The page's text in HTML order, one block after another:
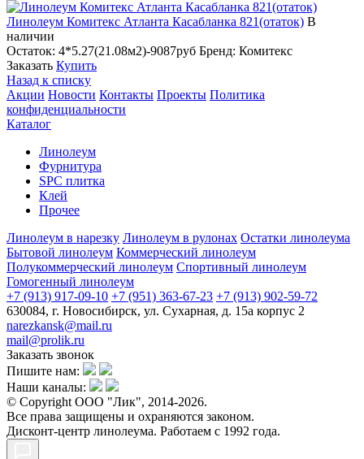
Линолеум Комитекс Атланта Касабланка 821(отаток) В
наличии
Остаток: 4*5.27(21.08м2)-9087руб Бренд: Комитекс
Заказать Купить
Назад к списку
Акции Новости Контакты Проекты Политика
конфиденциальности
Каталог
Линолеум
Фурнитура
SPC плитка
Клей
Прочее
Линолеум в нарезку Линолеум в рулонах Остатки линолеума
Бытовой линолеум Коммерческий линолеум
Полукоммерческий линолеум Спортивный линолеум
Гомогенный линолеум
+7 (913) 917-09-10 +7 (951) 363-67-23 +7 (913) 902-59-72
630084, г. Новосибирск, ул. Сухарная, д. 15а корпус 2
narezkansk@mail.ru
mail@prolik.ru
Заказать звонок
Пишите нам:
Наши каналы:
© Copyright ООО "Лик", 2014-2026.
Все права защищены и охраняются законом.
Дисконт-центр линолеума. Работаем с 1992 года.